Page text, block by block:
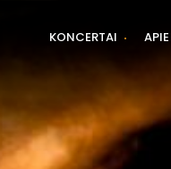
KONCERTAI